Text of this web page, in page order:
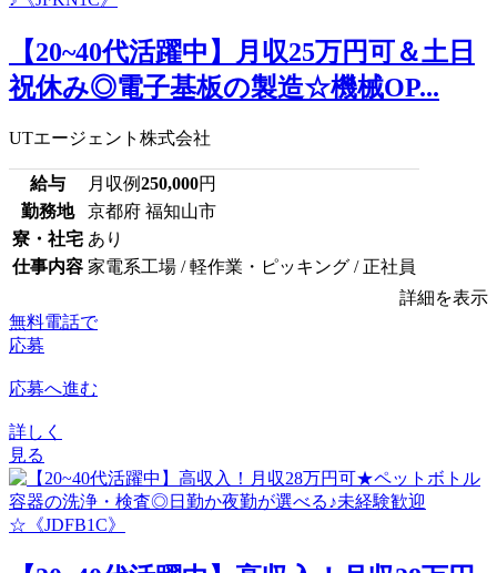
【20~40代活躍中】月収25万円可＆土日
祝休み◎電子基板の製造☆機械OP...
UTエージェント株式会社
給与 月収例250,000円
勤務地
京都府 福知山市
寮・社宅 あり
仕事内容 家電系工場 / 軽作業・ピッキング / 正社員
詳細を表示
無料電話で
応募
応募へ進む
詳しく
見る